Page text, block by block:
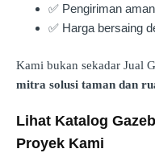
✅ Pengiriman
✅ Harga bersaing
Kami bukan sekadar Jual
mitra solusi taman dan
Lihat Katalog
Proyek Kami